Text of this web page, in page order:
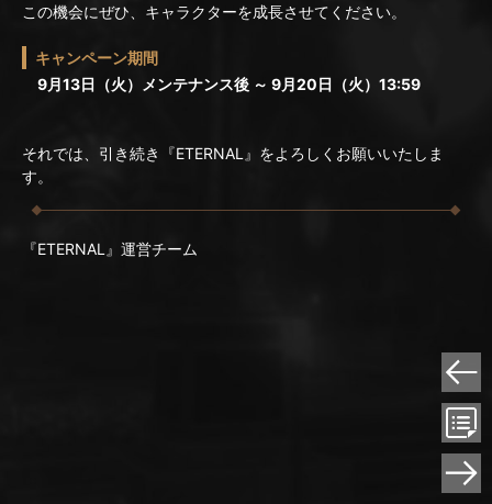
この機会にぜひ、キャラクターを成長させてください。
キャンペーン期間
9月13日（火）メンテナンス後 ～ 9月20日（火）13:59
それでは、引き続き『ETERNAL』をよろしくお願いいたしま
す。
『ETERNAL』運営チーム